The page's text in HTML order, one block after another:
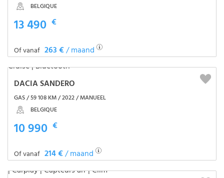
BELGIQUE
13 490 €
Of vanaf 263 €/ maand
DACIA SANDERO
GAS / 59 108 KM / 2022 / MANUEEL
BELGIQUE
10 990 €
Of vanaf 214 €/ maand